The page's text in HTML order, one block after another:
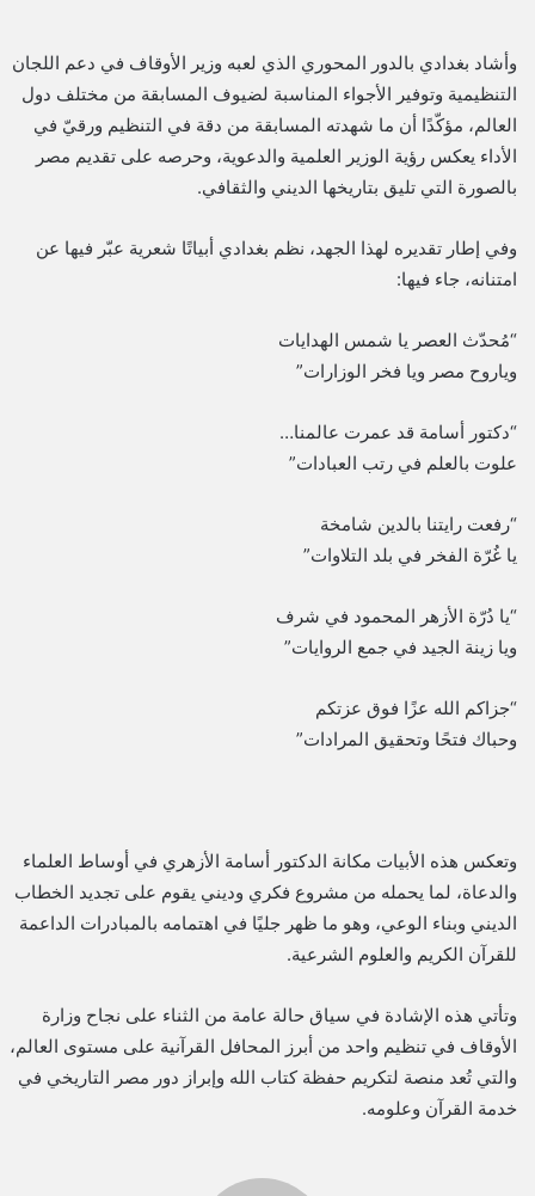
وأشاد بغدادي بالدور المحوري الذي لعبه وزير الأوقاف في دعم اللجان
التنظيمية وتوفير الأجواء المناسبة لضيوف المسابقة من مختلف دول
العالم، مؤكّدًا أن ما شهدته المسابقة من دقة في التنظيم ورقيّ في
الأداء يعكس رؤية الوزير العلمية والدعوية، وحرصه على تقديم مصر
بالصورة التي تليق بتاريخها الديني والثقافي.
وفي إطار تقديره لهذا الجهد، نظم بغدادي أبياتًا شعرية عبّر فيها عن
امتنانه، جاء فيها:
“مُحدّث العصر يا شمس الهدايات
وياروح مصر ويا فخر الوزارات”
“دكتور أسامة قد عمرت عالمنا…
علوت بالعلم في رتب العبادات”
“رفعت رايتنا بالدين شامخة
يا غُرّة الفخر في بلد التلاوات”
“يا دُرّة الأزهر المحمود في شرف
ويا زينة الجيد في جمع الروايات”
“جزاكم الله عزًا فوق عزتكم
وحباك فتحًا وتحقيق المرادات”
وتعكس هذه الأبيات مكانة الدكتور أسامة الأزهري في أوساط العلماء
والدعاة، لما يحمله من مشروع فكري وديني يقوم على تجديد الخطاب
الديني وبناء الوعي، وهو ما ظهر جليًا في اهتمامه بالمبادرات الداعمة
للقرآن الكريم والعلوم الشرعية.
وتأتي هذه الإشادة في سياق حالة عامة من الثناء على نجاح وزارة
الأوقاف في تنظيم واحد من أبرز المحافل القرآنية على مستوى العالم،
والتي تُعد منصة لتكريم حفظة كتاب الله وإبراز دور مصر التاريخي في
خدمة القرآن وعلومه.